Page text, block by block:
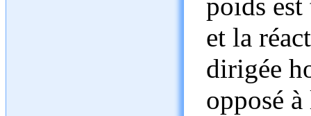
et la
dirigée
opposé